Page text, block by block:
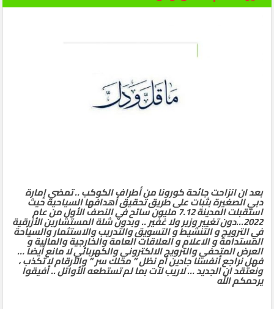
بعد ان انزاحت جائحة كورونا من أطراف الكوكب .. تمضي إمارة
دبي الصغيرة بثبات على طريق تحقيق أهدافها السياحية حيث
استقبلت المدينة 7.12 مليون سائح في النصف الأول من عام
2022…دون تغيير وزير ولا غفير .. وبدون شلة المستشارين الأزرقية
في الترويج و التنشيط و التسويق والتدريب والاستثمار والسياحة
المستدامة و الاعلام و العلاقات العامة والخارجية والمالية و
العرض المتحفي والترويج الالكتروني والكهربائي لا مانع أيضا …
فهل نراجع أنفسنا جادين أم نظل ” محلك سر ” والأرقام لا تكذب ،
ونعتقد ان الجديد … لاريب لآت بما لم تستطعه الأوائل .. أفيقوا
يرحمكم الله